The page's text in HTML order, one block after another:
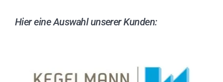
Hier eine Auswahl unserer Kunden: